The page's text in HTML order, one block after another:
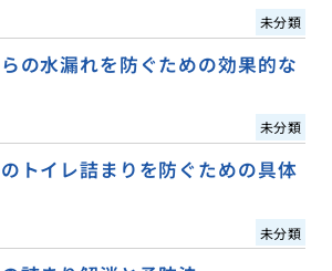
未分類
の水漏れを防ぐための効果的な
未分類
トイレ詰まりを防ぐための具体
未分類